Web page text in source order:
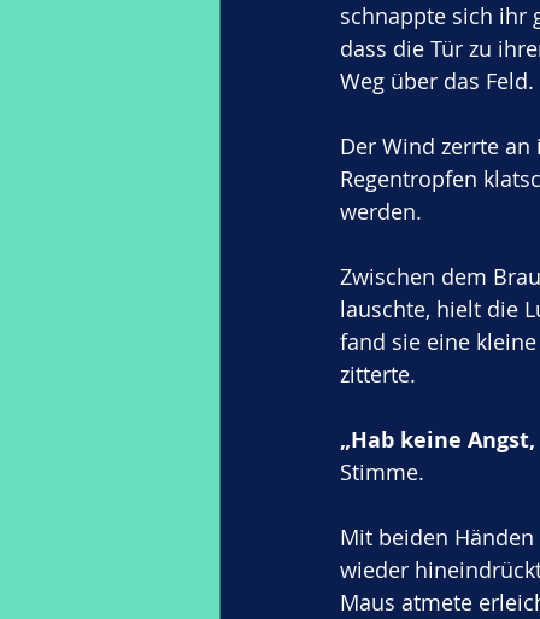
schnappte sich ihr
dass die Tür zu
Weg über das Feld.
Der Wind zerrte
Regentropfen
werden.
Zwischen dem
lauschte, hielt die
fand sie eine
zitterte.
„Hab keine
Stimme.
Mit beiden
wieder
Maus atmete